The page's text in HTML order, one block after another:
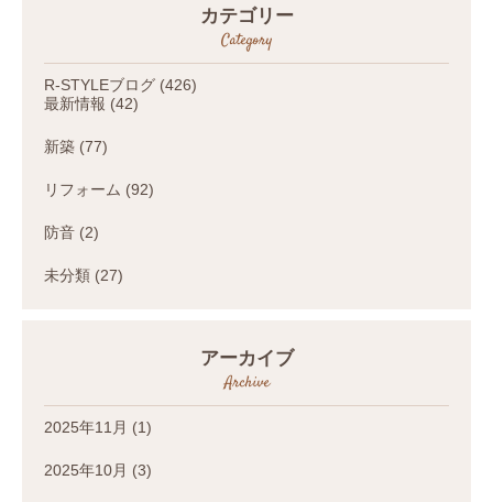
カテゴリー
Category
R-STYLEブログ (426)
最新情報 (42)
新築 (77)
リフォーム (92)
防音 (2)
未分類 (27)
アーカイブ
Archive
2025年11月 (1)
2025年10月 (3)